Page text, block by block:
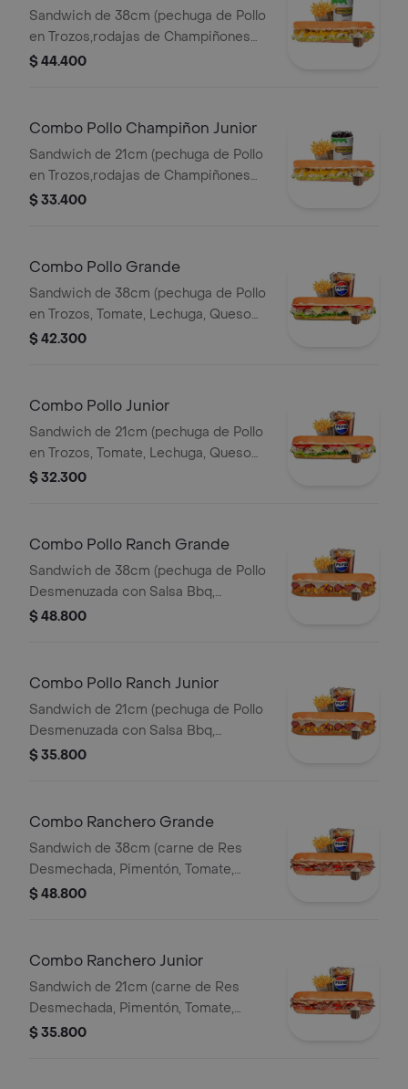
Sandwich de 38cm (pechuga de Pollo
en Trozos,rodajas de Champiñones
Salteados,lechuga,queso Amarillo y
$ 44.400
Combo Pollo Champiñon Junior
Sandwich de 21cm (pechuga de Pollo
en Trozos,rodajas de Champiñones
Salteados,lechuga,queso Amarillo y
$ 33.400
Combo Pollo Grande
Sandwich de 38cm (pechuga de Pollo
en Trozos, Tomate, Lechuga, Queso
Mozzarella y Mayonesa) Papa
$ 42.300
Combo Pollo Junior
Sandwich de 21cm (pechuga de Pollo
en Trozos, Tomate, Lechuga, Queso
Mozzarella y Mayonesa) Papa
$ 32.300
Combo Pollo Ranch Grande
Sandwich de 38cm (pechuga de Pollo
Desmenuzada con Salsa Bbq,
Tocineta, Maiz Tierno, Lechuga,
$ 48.800
Combo Pollo Ranch Junior
Sandwich de 21cm (pechuga de Pollo
Desmenuzada con Salsa Bbq,
Tocineta, Maiz Tierno, Lechuga,
$ 35.800
Combo Ranchero Grande
Sandwich de 38cm (carne de Res
Desmechada, Pimentón, Tomate,
Tocineta, Lechuga, Queso Mozzarella,
$ 48.800
Combo Ranchero Junior
Sandwich de 21cm (carne de Res
Desmechada, Pimentón, Tomate,
Tocineta, Lechuga, Queso Mozzarella,
$ 35.800